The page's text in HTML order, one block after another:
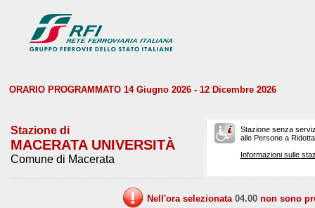
ORARIO PROGRAMMATO 14 Giugno 2026 - 12 Dicembre 2026
Stazione di
MACERATA UNIVERSITÀ
Comune di Macerata
Stazione senza
alle Persone a
Informazioni sulle
Nell'ora selezionata 04.00 non sono